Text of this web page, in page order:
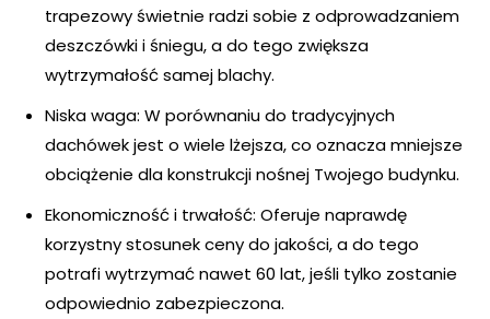
trapezowy świetnie radzi sobie z odprowadzaniem
deszczówki i śniegu, a do tego zwiększa
wytrzymałość samej blachy.
Niska waga: W porównaniu do tradycyjnych
dachówek jest o wiele lżejsza, co oznacza mniejsze
obciążenie dla konstrukcji nośnej Twojego budynku.
Ekonomiczność i trwałość: Oferuje naprawdę
korzystny stosunek ceny do jakości, a do tego
potrafi wytrzymać nawet 60 lat, jeśli tylko zostanie
odpowiednio zabezpieczona.